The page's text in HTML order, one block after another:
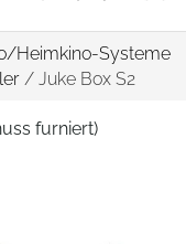
Heimkino-Systeme
/ Juke Box S2
furniert)